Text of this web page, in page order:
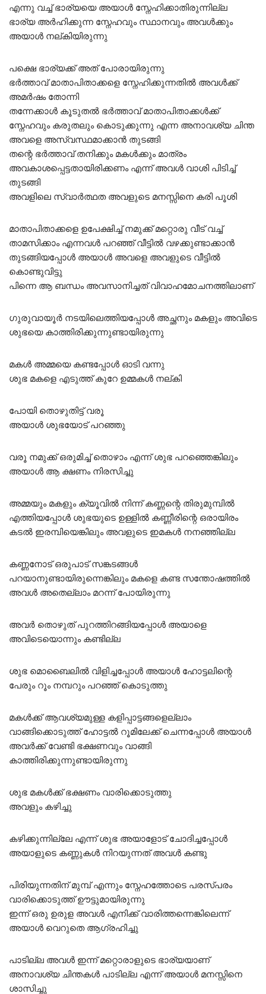
എന്നു വച്ച് ഭാര്യയെ അയാൾ സ്നേഹിക്കാതിരുന്നില്ല
ഭാര്യ അർഹിക്കുന്ന സ്നേഹവും സ്ഥാനവും അവൾക്കും
അയാൾ നല്കിയിരുന്നു
പക്ഷെ ഭാര്യക്ക് അത് പോരായിരുന്നു
ഭർത്താവ് മാതാപിതാക്കളെ സ്നേഹിക്കുന്നതിൽ അവൾക്ക്
അമർഷം തോന്നി
തന്നേക്കാൾ കൂടുതൽ ഭർത്താവ് മാതാപിതാക്കൾക്ക്
സ്നേഹവും കരുതലും കൊടുക്കുന്നു എന്ന അനാവശ്യ ചിന്ത
അവളെ അസ്വസ്ഥമാക്കാൻ തുടങ്ങി
തന്റെ ഭർത്താവ് തനിക്കും മകൾക്കും മാത്രം
അവകാശപ്പെട്ടതായിരിക്കണം എന്ന് അവൾ വാശി പിടിച്ച്
തുടങ്ങി
അവളിലെ സ്വാർത്ഥത അവളുടെ മനസ്സിനെ കരി പൂശി
മാതാപിതാക്കളെ ഉപേക്ഷിച്ച് നമുക്ക് മറ്റൊരു വീട് വച്ച്
താമസിക്കാം എന്നവൾ പറഞ്ഞ് വീട്ടിൽ വഴക്കുണ്ടാക്കാൻ
തുടങ്ങിയപ്പോൾ അയാൾ അവളെ അവളുടെ വീട്ടിൽ
കൊണ്ടുവിട്ടു
പിന്നെ ആ ബന്ധം അവസാനിച്ചത് വിവാഹമോചനത്തിലാണ്
ഗുരുവായൂർ നടയിലെത്തിയപ്പോൾ അച്ഛനും മകളും അവിടെ
ശുഭയെ കാത്തിരിക്കുന്നുണ്ടായിരുന്നു
മകൾ അമ്മയെ കണ്ടപ്പോൾ ഓടി വന്നു
ശുഭ മകളെ എടുത്ത് കുറേ ഉമ്മകൾ നല്കി
പോയി തൊഴുതിട്ട് വരൂ
അയാൾ ശുഭയോട് പറഞ്ഞു
വരൂ നമുക്ക് ഒരുമിച്ച് തൊഴാം എന്ന് ശുഭ പറഞ്ഞെങ്കിലും
അയാൾ ആ ക്ഷണം നിരസിച്ചു
അമ്മയും മകളും ക്യൂവിൽ നിന്ന് കണ്ണന്റെ തിരുമുമ്പിൽ
എത്തിയപ്പോൾ ശുഭയുടെ ഉള്ളിൽ കണ്ണീരിന്റെ ഒരായിരം
കടൽ ഇരമ്പിയെങ്കിലും അവളുടെ ഇമകൾ നനഞ്ഞില്ല
കണ്ണനോട് ഒരുപാട് സങ്കടങ്ങൾ
പറയാനുണ്ടായിരുന്നെങ്കിലും മകളെ കണ്ട സന്തോഷത്തിൽ
അവൾ അതെല്ലാം മറന്ന് പോയിരുന്നു
അവർ തൊഴുത് പുറത്തിറങ്ങിയപ്പോൾ അയാളെ
അവിടെയൊന്നും കണ്ടില്ല
ശുഭ മൊബൈലിൽ വിളിച്ചപ്പോൾ അയാൾ ഹോട്ടലിന്റെ
പേരും റൂം നമ്പറും പറഞ്ഞ് കൊടുത്തു
മകൾക്ക് ആവശ്യമുള്ള കളിപ്പാട്ടങ്ങളെല്ലാം
വാങ്ങിക്കൊടുത്ത് ഹോട്ടൽ റൂമിലേക്ക് ചെന്നപ്പോൾ അയാൾ
അവർക്ക് വേണ്ടി ഭക്ഷണവും വാങ്ങി
കാത്തിരിക്കുന്നുണ്ടായിരുന്നു
ശുഭ മകൾക്ക് ഭക്ഷണം വാരിക്കൊടുത്തു
അവളും കഴിച്ചു
കഴിക്കുന്നില്ലേ എന്ന് ശുഭ അയാളോട് ചോദിച്ചപ്പോൾ
അയാളുടെ കണ്ണുകൾ നിറയുന്നത് അവൾ കണ്ടു
പിരിയുന്നതിന് മുമ്പ് എന്നും സ്നേഹത്തോടെ പരസ്പരം
വാരിക്കൊടുത്ത് ഊട്ടുമായിരുന്നു
ഇന്ന് ഒരു ഉരുള അവൾ എനിക്ക് വാരിത്തന്നെങ്കിലെന്ന്
അയാൾ വെറുതെ ആഗ്രഹിച്ചു
പാടില്ല അവൾ ഇന്ന് മറ്റൊരാളുടെ ഭാര്യയാണ്
അനാവശ്യ ചിന്തകൾ പാടില്ല എന്ന് അയാൾ മനസ്സിനെ
ശാസിച്ചു